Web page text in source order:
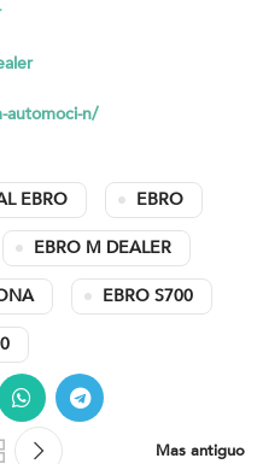
automoci-n/
EBRO EBRO
EBRO M DEALER
EBRO S700
Mas antiguo